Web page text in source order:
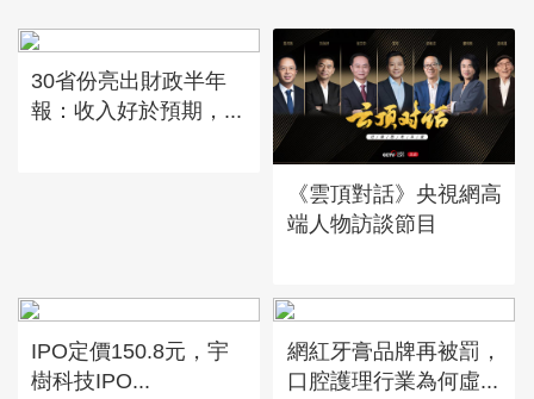
30省份亮出財政半年
報：收入好於預期，...
《雲頂對話》央視網高
端人物訪談節目
IPO定價150.8元，宇
樹科技IPO...
網紅牙膏品牌再被罰，
口腔護理行業為何虛...